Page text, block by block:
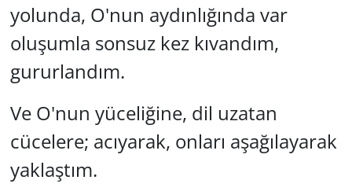
yolunda, O'nun aydınlığında var
oluşumla sonsuz kez kıvandım,
gururlandım.
Ve O'nun yüceliğine, dil uzatan
cücelere; acıyarak, onları aşağılayarak
yaklaştım.